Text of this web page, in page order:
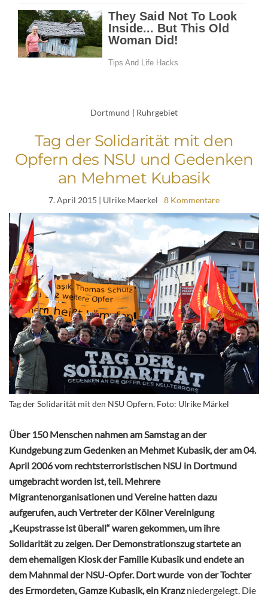
Dortmund | Ruhrgebiet
Tag der Solidarität mit den
Opfern des NSU und Gedenken
an Mehmet Kubasik
7. April 2015 | Ulrike Maerkel 8 Kommentare
Tag der Solidarität mit den NSU Opfern, Foto: Ulrike Märkel
Über 150 Menschen nahmen am Samstag an der
Kundgebung zum Gedenken an Mehmet Kubasik, der am 04.
April 2006 vom rechtsterroristischen NSU in Dortmund
umgebracht worden ist, teil. Mehrere
Migrantenorganisationen und Vereine hatten dazu
aufgerufen, auch Vertreter der Kölner Vereinigung
„Keupstrasse ist überall“ waren gekommen, um ihre
Solidarität zu zeigen. Der Demonstrationszug startete an
dem ehemaligen Kiosk der Familie Kubasik und endete an
dem Mahnmal der NSU-Opfer. Dort wurde von der Tochter
des Ermordeten, Gamze Kubasik,ein Kranzniedergelegt. Die